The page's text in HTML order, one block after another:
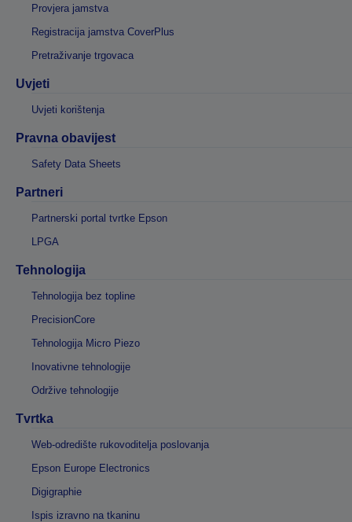
Provjera jamstva
Registracija jamstva CoverPlus
Pretraživanje trgovaca
Uvjeti
Uvjeti korištenja
Pravna obavijest
Safety Data Sheets
Partneri
Partnerski portal tvrtke Epson
LPGA
Tehnologija
Tehnologija bez topline
PrecisionCore
Tehnologija Micro Piezo
Inovativne tehnologije
Održive tehnologije
Tvrtka
Web-odredište rukovoditelja poslovanja
Epson Europe Electronics
Digigraphie
Ispis izravno na tkaninu